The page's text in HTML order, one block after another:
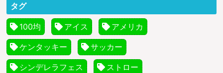
タグ
100均 アイス アメリカ
ケンタッキー サッカー
シンデレラフェス ストロー